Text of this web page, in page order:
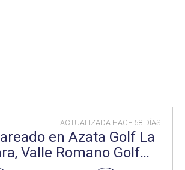
ACTUALIZADA HACE 58 DÍAS
en Azata Golf La
Valle Romano Golf